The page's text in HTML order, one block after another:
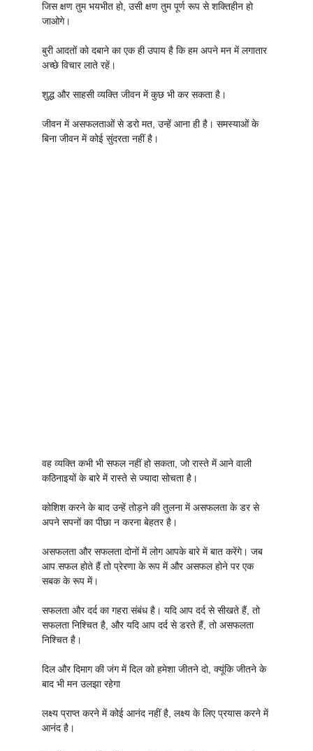
जिस क्षण तुम भयभीत हो, उसी क्षण तुम पूर्ण रूप से शक्तिहीन हो
जाओगे।
बुरी आदतों को दबाने का एक ही उपाय है कि हम अपने मन में लगातार
अच्छे विचार लाते रहें।
शुद्ध और साहसी व्यक्ति जीवन में कुछ भी कर सकता है।
जीवन में असफलताओं से डरो मत, उन्हें आना ही है। समस्याओं के
बिना जीवन में कोई सुंदरता नहीं है।
वह व्यक्ति कभी भी सफल नहीं हो सकता, जो रास्ते में आने वाली
कठिनाइयों के बारे में रास्ते से ज्यादा सोचता है।
कोशिश करने के बाद उन्हें तोड़ने की तुलना में असफलता के डर से
अपने सपनों का पीछा न करना बेहतर है।
असफलता और सफलता दोनों में लोग आपके बारे में बात करेंगे। जब
आप सफल होते हैं तो प्रेरणा के रूप में और असफल होने पर एक
सबक के रूप में।
सफलता और दर्द का गहरा संबंध है। यदि आप दर्द से सीखते हैं, तो
सफलता निश्चित है, और यदि आप दर्द से डरते हैं, तो असफलता
निश्चित है।
दिल और दिमाग की जंग में दिल को हमेशा जीतने दो, क्यूंकि जीतने के
बाद भी मन उलझा रहेगा
लक्ष्य प्राप्त करने में कोई आनंद नहीं है, लक्ष्य के लिए प्रयास करने में
आनंद है।